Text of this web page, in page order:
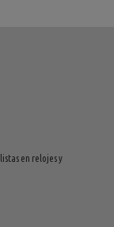
en relojes y